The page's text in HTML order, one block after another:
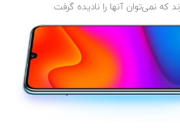
که نمی‌توان آنها را نادیده گرفت.